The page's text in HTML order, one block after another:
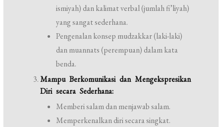
ismiyah) dan kalimat verbal (jumlah fi’liyah)
yang sangat sederhana.
Pengenalan konsep mudzakkar (laki-laki)
dan muannats (perempuan) dalam kata
benda.
Mampu Berkomunikasi dan Mengekspresikan
Diri secara Sederhana:
Memberi salam dan menjawab salam.
Memperkenalkan diri secara singkat.